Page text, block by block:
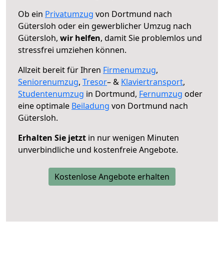
Ob ein Privatumzug von Dortmund nach
Gütersloh oder ein gewerblicher Umzug nach
Gütersloh, wir helfen, damit Sie problemlos und
stressfrei umziehen können.
Allzeit bereit für Ihren Firmenumzug,
Seniorenumzug, Tresor– & Klaviertransport,
Studentenumzug in Dortmund, Fernumzug oder
eine optimale Beiladung von Dortmund nach
Gütersloh.
Erhalten Sie jetzt in nur wenigen Minuten
unverbindliche und kostenfreie Angebote.
Kostenlose Angebote erhalten